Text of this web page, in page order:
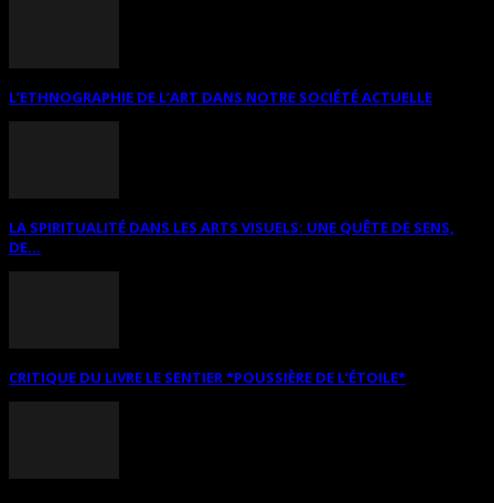
L’ETHNOGRAPHIE DE L’ART DANS NOTRE SOCIÉTÉ ACTUELLE
LA SPIRITUALITÉ DANS LES ARTS VISUELS: UNE QUÊTE DE SENS,
DE...
CRITIQUE DU LIVRE LE SENTIER *POUSSIÈRE DE L’ÉTOILE*